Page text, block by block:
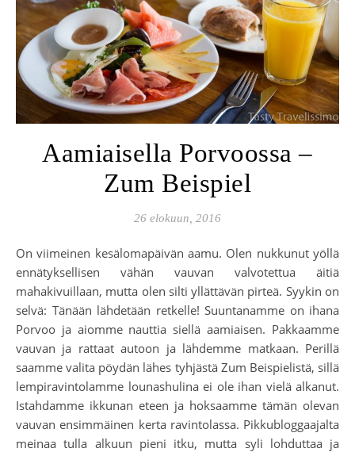
Aamiaisella Porvoossa –
Zum Beispiel
26 elokuun, 2016
On viimeinen kesälomapäivän aamu. Olen nukkunut yöllä
ennätyksellisen vähän vauvan valvotettua äitiä
mahakivuillaan, mutta olen silti yllättävän pirteä. Syykin on
selvä: Tänään lähdetään retkelle! Suuntanamme on ihana
Porvoo ja aiomme nauttia siellä aamiaisen. Pakkaamme
vauvan ja rattaat autoon ja lähdemme matkaan. Perillä
saamme valita pöydän lähes tyhjästä Zum Beispielistä, sillä
lempiravintolamme lounashulina ei ole ihan vielä alkanut.
Istahdamme ikkunan eteen ja hoksaamme tämän olevan
vauvan ensimmäinen kerta ravintolassa. Pikkubloggaajalta
meinaa tulla alkuun pieni itku, mutta syli lohduttaa ja